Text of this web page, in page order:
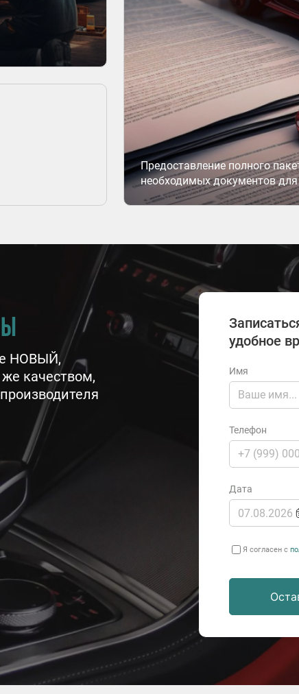
Предоставление полного
необходимых документов для
НОВЫЙ,
качеством,
удобное
Имя
Телефон
Дата
Я согласен с